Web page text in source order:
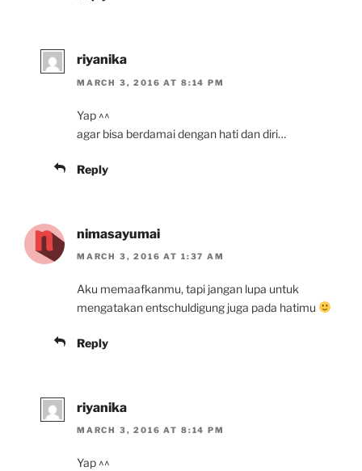
riyanika
MARCH 3, 2016 AT 8:14 PM
Yap ^^
agar bisa berdamai dengan hati dan diri…
Reply
nimasayumai
MARCH 3, 2016 AT 1:37 AM
Aku memaafkanmu, tapi jangan lupa untuk
mengatakan entschuldigung juga pada hatimu
Reply
riyanika
MARCH 3, 2016 AT 8:14 PM
Yap ^^